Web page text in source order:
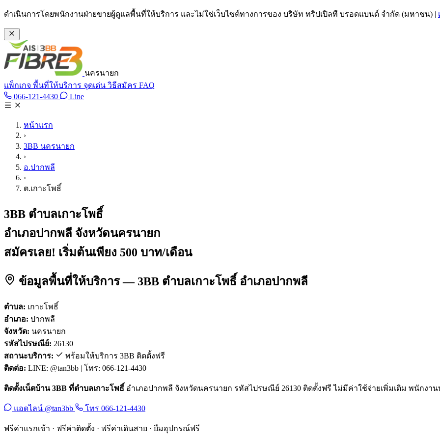
ข้ามไปเนื้อหาหลัก
ดำเนินการโดยพนักงานฝ่ายขายผู้ดูแลพื้นที่ให้บริการ และไม่ใช่เว็บไซต์ทางการของ บริษัท ทริปเปิลที บรอดแบนด์ จำกัด (มหาชน) |
นครนายก
แพ็กเกจ พื้นที่ให้บริการ จุดเด่น วิธีสมัคร FAQ
066-121-4430 โทร 066-121-4430
LineLine @tan3bb
หน้าแรก
›
3BB นครนายก
›
อ.ปากพลี
›
ต.เกาะโพธิ์
3BB ตำบลเกาะโพธิ์
อำเภอปากพลี จังหวัดนครนายก
สมัครเลย! เริ่มต้นเพียง 500 บาท/เดือน
ข้อมูลพื้นที่ให้บริการ — 3BB ตำบลเกาะโพธิ์ อำเภอปากพลี
ตำบล: เกาะโพธิ์
อำเภอ: ปากพลี
จังหวัด: นครนายก
รหัสไปรษณีย์: 26130
สถานะบริการ:
พร้อมให้บริการ 3BB ติดตั้งฟรี
ติดต่อ: LINE: @tan3bb | โทร: 066-121-4430
ติดตั้งเน็ตบ้าน 3BB ที่ตำบลเกาะโพธิ์ อำเภอปากพลี จังหวัดนครนายก รหัสไปรษณีย์ 26130 ติดตั้งฟรี ไม่มีค่าใช้จ่ายเพิ่มเติม พนักง
แอดไลน์ @tan3bb โทร 066-121-4430
ฟรีค่าแรกเข้า · ฟรีค่าติดตั้ง · ฟรีค่าเดินสาย · ยืมอุปกรณ์ฟรี